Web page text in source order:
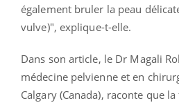
également bruler la peau
vulve)", explique-t-elle.
Dans son article, le Dr Magali
médecine pelvienne et en
Calgary (Canada), raconte que